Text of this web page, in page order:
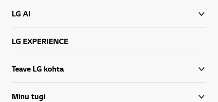
LG AI
LG EXPERIENCE
Teave LG kohta
Minu tugi